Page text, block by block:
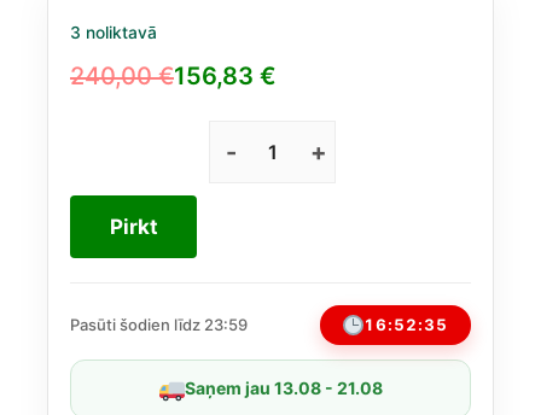
3 noliktavā
240,00€
Original
240,00 €.
156,83 €
Current
156,83 €.
Kilian
Pirkt
Pasūti šodien līdz 23:59 16:52:35
Saņem jau 13.08 - 21.08